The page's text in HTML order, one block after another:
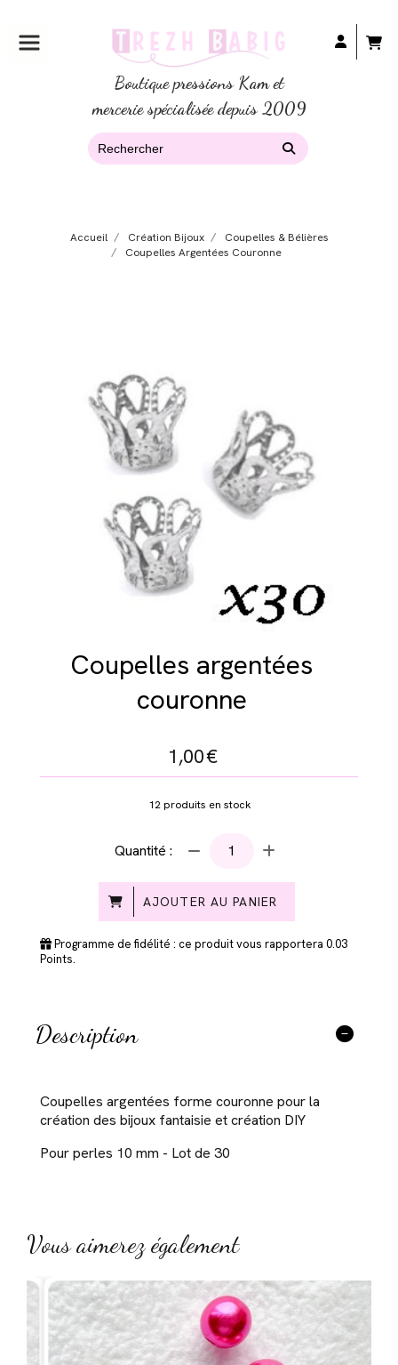
Boutique pressions Kam et
mercerie spécialisée depuis 2009
Accueil Création Bijoux
Coupelles & Bélières
Coupelles Argentées Couronne
Coupelles argentées
couronne
1,00€
12produits en stock
Quantité :
AJOUTER AU PANIER
Programme de fidélité : ce produit vous rapportera 0.03
Points.
Description
Coupelles argentées forme couronne pour la
création des bijoux fantaisie et création DIY
Pour perles 10 mm - Lot de 30
Vous aimerez également